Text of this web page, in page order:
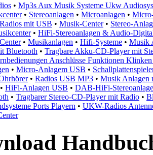
• Mp3s Aux Musik Systeme Ukw
• Stereoanlagen • Microanlagen •
Radios mit USB • Musik-Center• Stereo-
• HiFi-Stereoanlagen & Audio-
• Musikanlagen • Hifi-Systeme • Musik
Bluetooth • Tragbare Akku-CD-Player mit
Anschlüsse Funktionen
• Micro-Anlagem USB •
• Radios USB MP3 • Musik Anlagen
• HiFi-Anlagen USB • DAB-HiFi-
• Tragbarer Stereo-CD-Player mit Radio •
Ports Playern • UKW-Radios